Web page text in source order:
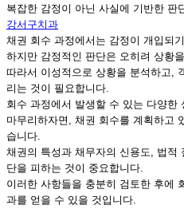
복잡한 감정이 아닌 사실에 기반한 판
강서구치과
채권 회수 과정에서는 감정이 개입되
하지만 감정적인 판단은 오히려 상황
따라서 이성적으로 상황을 분석하고,
리는 것이 필요합니다.
회수 과정에서 발생할 수 있는 다양한
마무리하자면, 채권 회수를 계획하고
습니다.
채권의 특성과 채무자의 신용도, 법적
단을 피하는 것이 중요합니다.
이러한 사항들을 충분히 검토한 후에
과를 얻을 수 있을 것입니다.